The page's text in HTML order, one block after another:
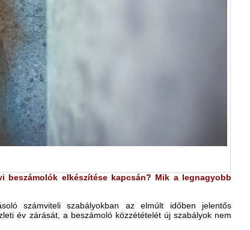
beszámolók elkészítése kapcsán? Mik a legnagyobb
számviteli szabályokban az elmúlt időben jelentős
év zárását, a beszámoló közzétételét új szabályok nem